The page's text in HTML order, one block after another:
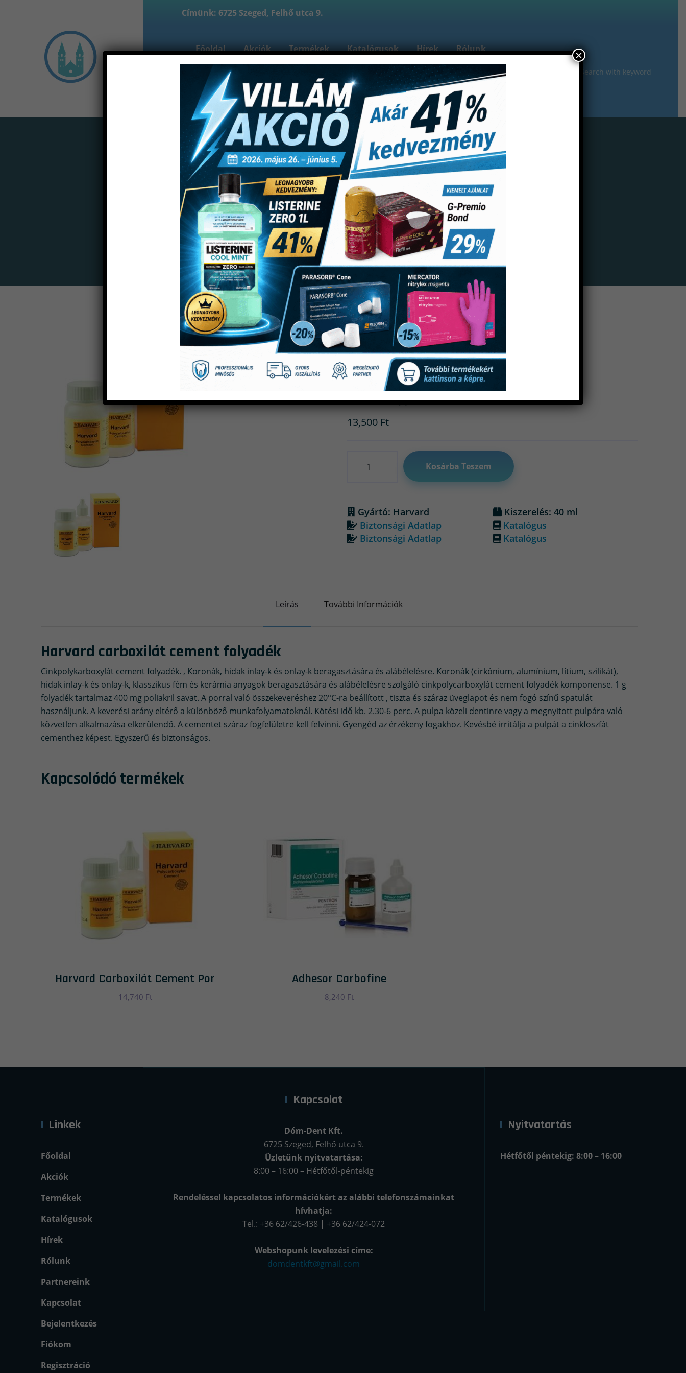
Címünk: 6725 Szeged, Felhő utca 9.
Főoldal Akciók Termékek Katalógusok Hírek Rólunk
Partnereink Kapcsolat Bejelentkezés Fiókom Regisztráció
Shop
Termékek Rögzítő cementek Karboxi cementek Harvard carboxilát cement folyadék
Harvard Carboxilát Cement
Folyadék
(0)
13,500 Ft
Kosárba Teszem
Gyártó: Harvard
Kiszerelés: 40 ml
Biztonsági Adatlap
Katalógus
Biztonsági Adatlap
Katalógus
Leírás További Információk
Harvard carboxilát cement folyadék
Cinkpolykarboxylát cement folyadék. , Koronák, hidak inlay-k és onlay-k beragasztására és alábélelésre. Koronák (cirkónium, alumínium, lítium, szilikát),
hidak inlay-k és onlay-k, klasszikus fém és kerámia anyagok beragasztására és alábélelésre szolgáló cinkpolycarboxylát cement folyadék komponense. 1 g
folyadék tartalmaz 400 mg poliakril savat. A porral való összekeveréshez 20°C-ra beállított , tiszta és száraz üveglapot és nem fogó színű spatulát
használjunk. A keverési arány eltérő a különböző munkafolyamatoknál. Kötési idő kb. 2.30-6 perc. A pulpa közeli dentinre vagy a megnyitott pulpára való
közvetlen alkalmazása elkerülendő. A cementet száraz fogfelületre kell felvinni. Gyengéd az érzékeny fogakhoz. Kevésbé irritálja a pulpát a cinkfoszfát
cementhez képest. Egyszerű és biztonságos.
Kapcsolódó termékek
Harvard Carboxilát Cement Por
14,740 Ft
Adhesor Carbofine
8,240 Ft
Linkek
Főoldal
Akciók
Termékek
Katalógusok
Hírek
Rólunk
Partnereink
Kapcsolat
Bejelentkezés
Fiókom
Regisztráció
Kapcsolat
Dóm-Dent Kft.
6725 Szeged, Felhő utca 9.
Üzletünk nyitvatartása:
8:00 – 16:00 – Hétfőtől-péntekig
Rendeléssel kapcsolatos információkért az alábbi telefonszámainkat
hívhatja:
Tel.: +36 62/426-438 | +36 62/424-072
Webshopunk levelezési címe:
domdentkft@gmail.com
Nyitvatartás
Hétfőtől péntekig: 8:00 – 16:00
×